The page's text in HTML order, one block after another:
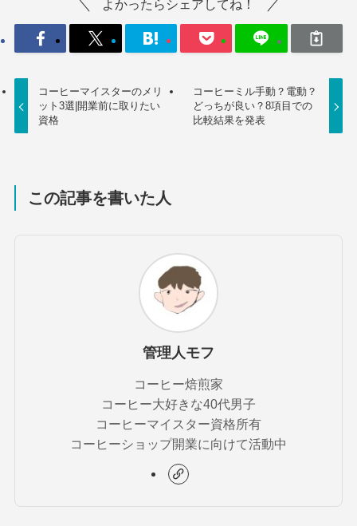
よかったらシェアしてね！
コーヒーマイスターのメリ
ット3選|開業前に取りたい
資格
コーヒーミル手動？電動？
どっちが良い？8項目での
比較結果を発表
この記事を書いた人
管理人モフ
コーヒー焙煎家
コーヒー大好きな40代男子
コーヒーマイスター資格所有
コーヒーショップ開業に向けて活動中